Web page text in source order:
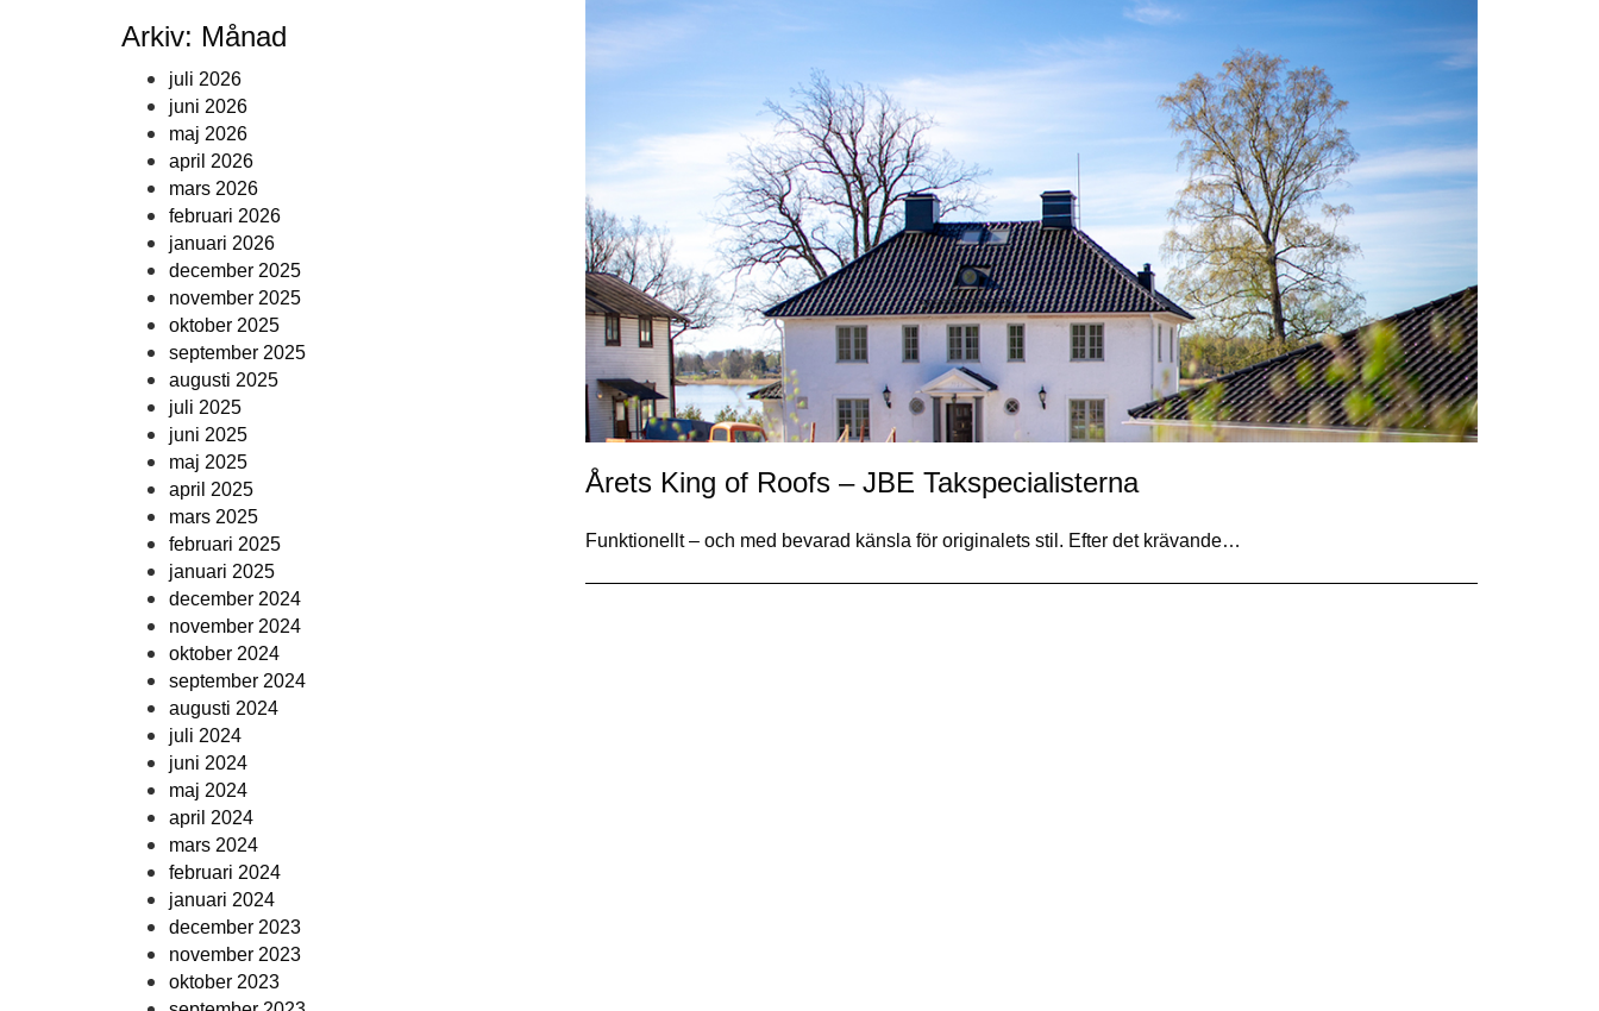
Arkiv: Månad
juli 2026
juni 2026
maj 2026
april 2026
mars 2026
februari 2026
januari 2026
december 2025
november 2025
oktober 2025
september 2025
augusti 2025
juli 2025
juni 2025
maj 2025
april 2025
mars 2025
februari 2025
januari 2025
december 2024
november 2024
oktober 2024
september 2024
augusti 2024
juli 2024
juni 2024
maj 2024
april 2024
mars 2024
februari 2024
januari 2024
december 2023
november 2023
oktober 2023
Årets King of Roofs – JBE Takspecialisterna
Funktionellt – och med bevarad känsla för originalets stil. Efter det krävande…